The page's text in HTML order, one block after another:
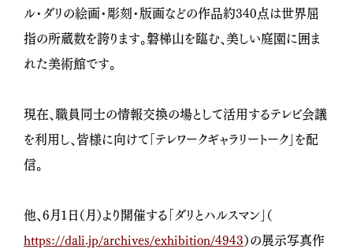
ル・ダリの絵画・彫刻・版画などの作品約340点は世界屈
指の所蔵数を誇ります。磐梯山を臨む、美しい庭園に囲ま
れた美術館です。
現在、職員同士の情報交換の場として活用するテレビ会議
を利用し、皆様に向けて「テレワークギャラリートーク」を配
信。
他、6月1日（月）より開催する「ダリとハルスマン」（
https://dali.jp/archives/exhibition/4943）の展示写真作